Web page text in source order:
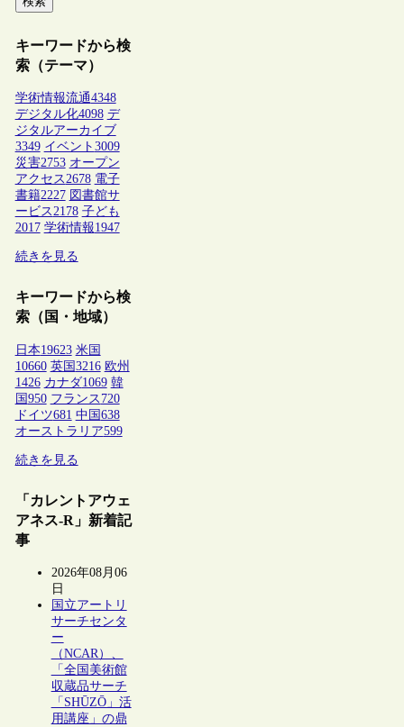
キーワードから検
索（テーマ）
学術情報流通4348
デジタル化4098 デ
ジタルアーカイブ
3349 イベント 3009
災害2753 オープン
アクセス2678 電子
書籍2227 図書館サ
ービス2178 子ども
2017 学術情報1947
続きを見る
キーワードから検
索（国・地域）
日本19623 米国
10660 英国3216 欧州
1426 カナダ1069 韓
国950 フランス 720
ドイツ681 中国638
オーストラリア599
続きを見る
「カレントアウェ
アネス-R」新着記
事
2026年08月06
日
国立アートリ
サーチセンタ
ー
（NCAR）、
「全国美術館
収蔵品サーチ
「SHŪZŌ」活
用講座」の鼎